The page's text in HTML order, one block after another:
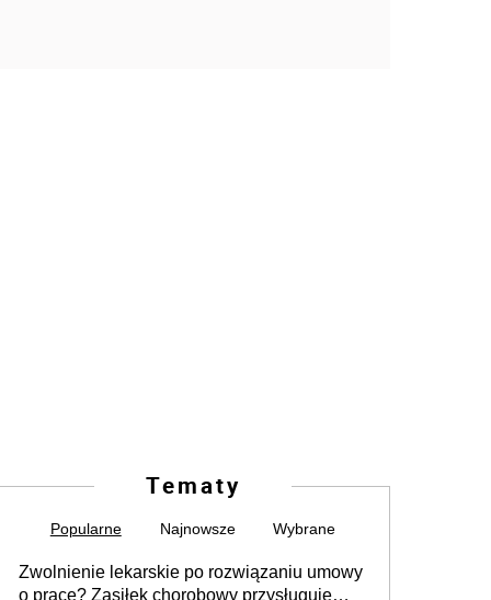
Tematy
Popularne Najnowsze Wybrane
Zwolnienie lekarskie po rozwiązaniu umowy
o pracę? Zasiłek chorobowy przysługuje